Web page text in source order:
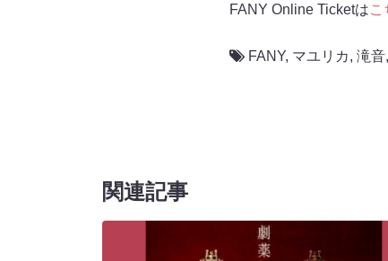
FANY Online Ticketはこ
FANY, マユリカ, 滝音,
関連記事